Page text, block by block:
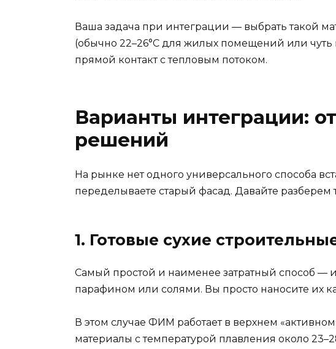
Ваша задача при интеграции — выбрать такой
(обычно 22–26°C для жилых помещений или чуть
прямой контакт с тепловым потоком.
Варианты интеграции:
решений
На рынке нет одного универсального способа
переделываете старый фасад. Давайте
1. Готовые сухие
Самый простой и наименее затратный способ —
парафином или солями. Вы просто наносите их
В этом случае ФИМ работает в верхнем
материалы с температурой плавления около